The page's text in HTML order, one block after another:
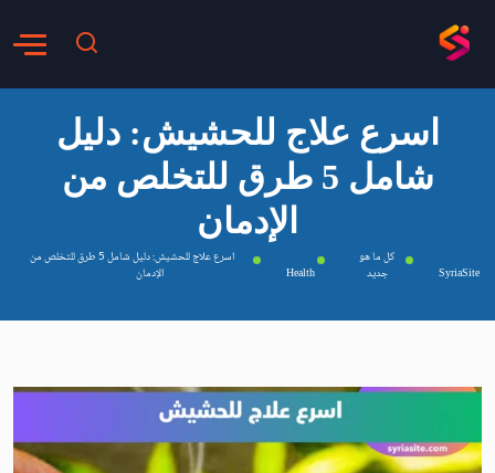
اسرع علاج للحشيش: دليل
شامل 5 طرق للتخلص من
الإدمان
SyriaSite
كل ما هو
جديد
Health
اسرع علاج للحشيش: دليل شامل 5 طرق للتخلص من
الإدمان